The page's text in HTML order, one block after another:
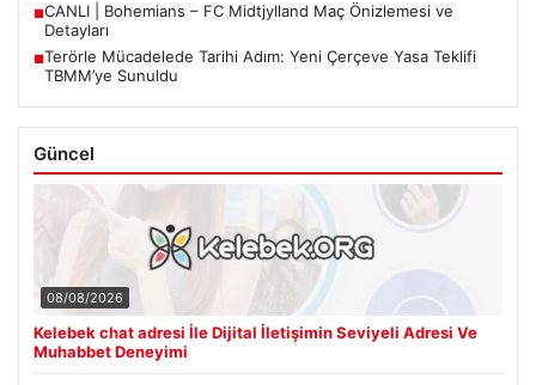
■CANLI | Bohemians – FC Midtjylland Maç Önizlemesi ve
Detayları
■Terörle Mücadelede Tarihi Adım: Yeni Çerçeve Yasa Teklifi
TBMM’ye Sunuldu
Güncel
08/08/2026
Kelebek chat adresi İle Dijital İletişimin Seviyeli Adresi Ve
Muhabbet Deneyimi